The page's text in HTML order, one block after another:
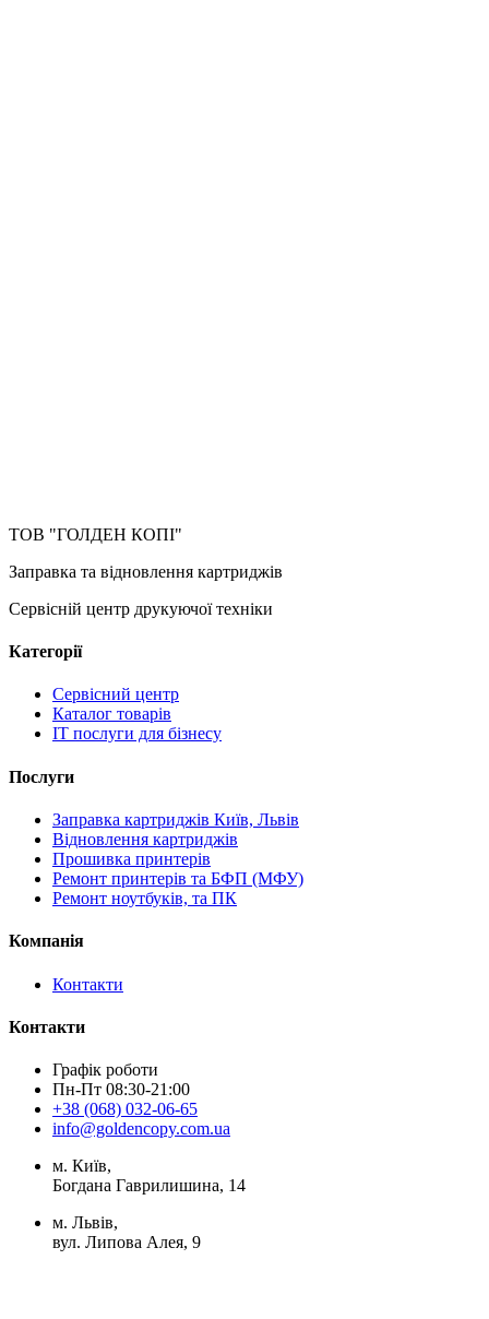
ТОВ "ГОЛДЕН КОПІ"
Заправка та відновлення картриджів
Сервісній центр друкуючої техніки
Категорії
Сервісний центр
Каталог товарів
IT послуги для бізнесу
Послуги
Заправка картриджів Київ, Львів
Відновлення картриджів
Прошивка принтерів
Ремонт принтерів та БФП (МФУ)
Ремонт ноутбуків, та ПК
Компанія
Контакти
Контакти
Графік роботи
Пн-Пт 08:30-21:00
+38 (068) 032-06-65
info@goldencopy.com.ua
м. Київ,
Богдана Гаврилишина, 14
м. Львів,
вул. Липова Алея, 9